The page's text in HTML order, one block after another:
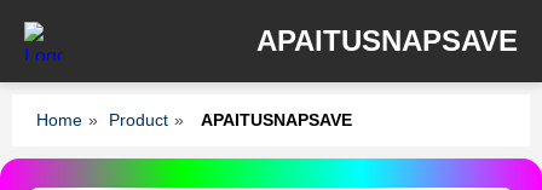
APAITUSNAPSAVE
Home » Product » APAITUSNAPSAVE